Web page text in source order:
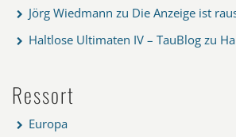
Jörg Wiedmann zu Die Anzeige ist
Haltlose Ultimaten IV – TauBlog zu
Ressort
Europa